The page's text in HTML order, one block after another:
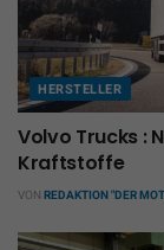
HERSTELLER
Volvo Trucks :
Kraftstoffe
VON REDAKTION "DER